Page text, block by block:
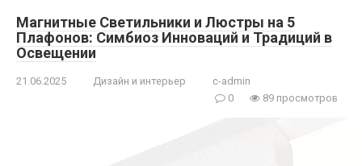
Магнитные Светильники и Люстры на 5
Плафонов: Симбиоз Инноваций и Традиций в
Освещении
21.06.2025 Дизайн и интерьер
c-admin
0
89 просмотров